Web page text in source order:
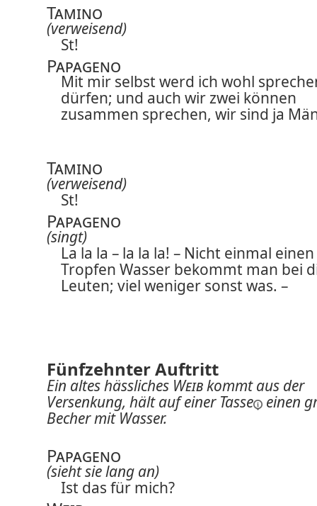
Tamino
(verweisend)
St!
Papageno
Mit mir selbst werd ich wohl
dürfen; und auch wir zwei können
zusammen sprechen, wir sind ja
Tamino
(verweisend)
St!
Papageno
(singt)
La la la – la la la! – Nicht einmal einen
Tropfen Wasser bekommt man bei
Leuten; viel weniger sonst was. –
Fünfzehnter Auftritt
Ein altes hässliches Weibkommt aus der
Versenkung, hält auf einer Tasse
einen
Becher mit Wasser.
Papageno
(sieht sie lang an)
Ist das für mich?